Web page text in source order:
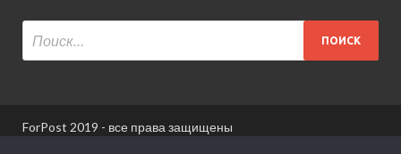
ForPost 2019 - все права защищены